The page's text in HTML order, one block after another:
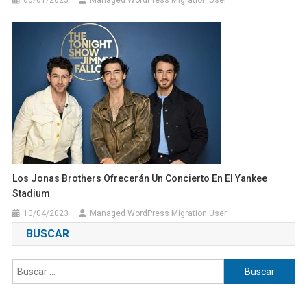
Los Jonas Brothers Ofrecerán Un Concierto En El Yankee
Stadium
10/04/2023 Managed WordPress Migration User
BUSCAR
Buscar: